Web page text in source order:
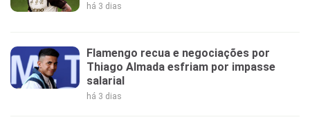
há 3 dias
Flamengo recua e negociações por
Thiago Almada esfriam por impasse
salarial
há 3 dias